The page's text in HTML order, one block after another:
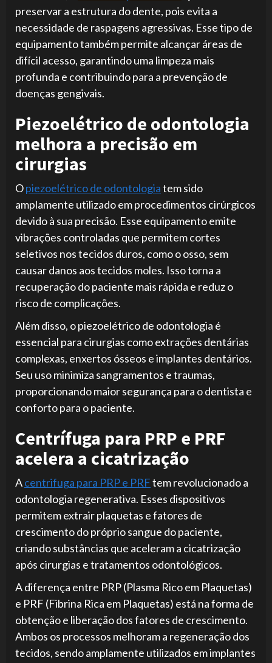
preservar a estrutura do dente, pois evita a
necessidade de raspagens agressivas. Esse tipo de
equipamento também permite alcançar áreas de
difícil acesso, garantindo uma limpeza mais
profunda e contribuindo para a prevenção de
doenças gengivais.
Piezoelétrico de odontologia
melhora a precisão em
cirurgias
Opiezoelétrico de odontologiatem sido
amplamente utilizado em procedimentos cirúrgicos
devido à sua precisão. Esse equipamento emite
vibrações controladas que permitem cortes
seletivos nos tecidos duros, como o osso, sem
causar danos aos tecidos moles. Isso torna a
recuperação do paciente mais rápida e reduz o
risco de complicações.
Além disso, o piezoelétrico de odontologia é
essencial para cirurgias como extrações dentárias
complexas, enxertos ósseos e implantes dentários.
Seu uso minimiza sangramentos e traumas,
proporcionando maior segurança para o dentista e
conforto para o paciente.
Centrífuga para PRP e PRF
acelera a cicatrização
Acentrifuga para PRP e PRFtem revolucionado a
odontologia regenerativa. Esses dispositivos
permitem extrair plaquetas e fatores de
crescimento do próprio sangue do paciente,
criando substâncias que aceleram a cicatrização
após cirurgias e tratamentos odontológicos.
A diferença entre PRP (Plasma Rico em Plaquetas)
e PRF (Fibrina Rica em Plaquetas) está na forma de
obtenção e liberação dos fatores de crescimento.
Ambos os processos melhoram a regeneração dos
tecidos, sendo amplamente utilizados em implantes